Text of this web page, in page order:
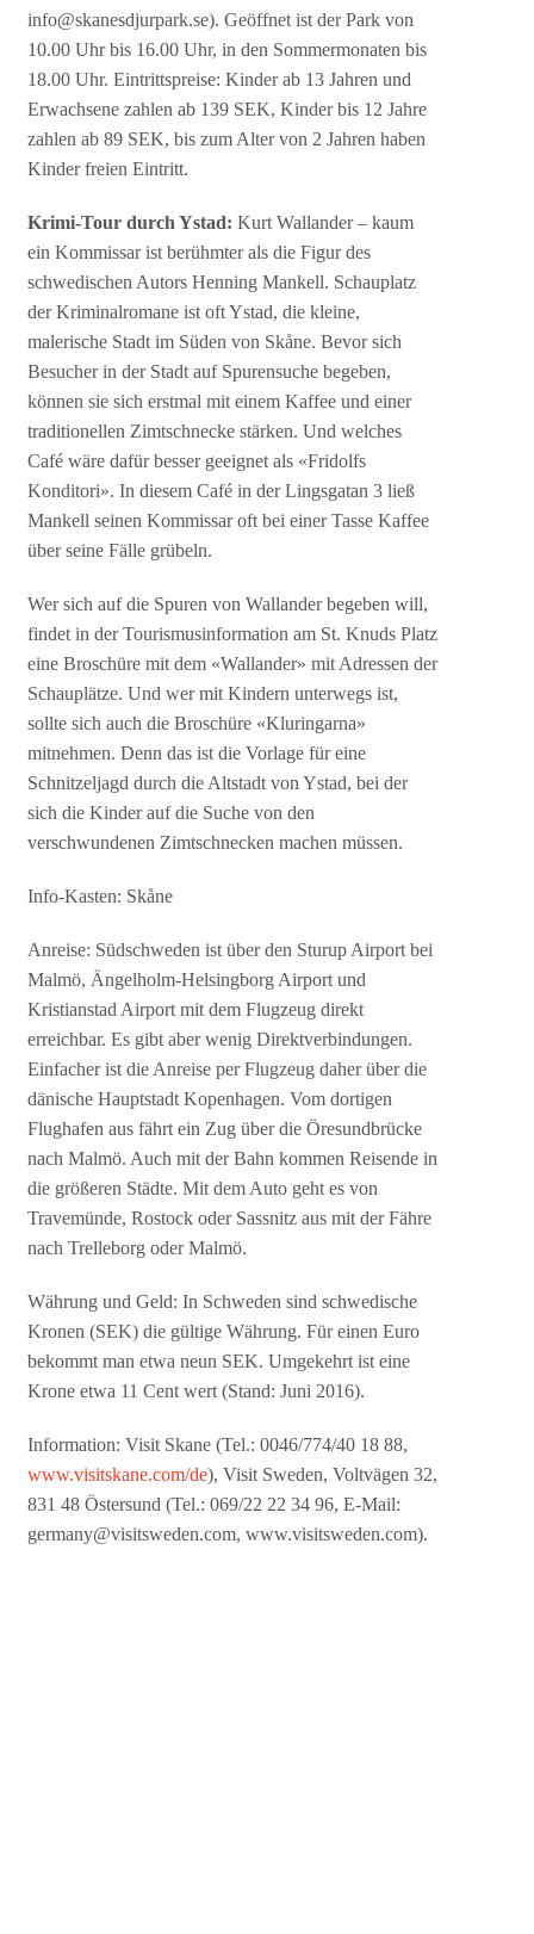
info@skanesdjurpark.se). Geöffnet ist der Park von
10.00 Uhr bis 16.00 Uhr, in den Sommermonaten bis
18.00 Uhr. Eintrittspreise: Kinder ab 13 Jahren und
Erwachsene zahlen ab 139 SEK, Kinder bis 12 Jahre
zahlen ab 89 SEK, bis zum Alter von 2 Jahren haben
Kinder freien Eintritt.
Krimi-Tour durch Ystad: Kurt Wallander – kaum
ein Kommissar ist berühmter als die Figur des
schwedischen Autors Henning Mankell. Schauplatz
der Kriminalromane ist oft Ystad, die kleine,
malerische Stadt im Süden von Skåne. Bevor sich
Besucher in der Stadt auf Spurensuche begeben,
können sie sich erstmal mit einem Kaffee und einer
traditionellen Zimtschnecke stärken. Und welches
Café wäre dafür besser geeignet als «Fridolfs
Konditori». In diesem Café in der Lingsgatan 3 ließ
Mankell seinen Kommissar oft bei einer Tasse Kaffee
über seine Fälle grübeln.
Wer sich auf die Spuren von Wallander begeben will,
findet in der Tourismusinformation am St. Knuds Platz
eine Broschüre mit dem «Wallander» mit Adressen der
Schauplätze. Und wer mit Kindern unterwegs ist,
sollte sich auch die Broschüre «Kluringarna»
mitnehmen. Denn das ist die Vorlage für eine
Schnitzeljagd durch die Altstadt von Ystad, bei der
sich die Kinder auf die Suche von den
verschwundenen Zimtschnecken machen müssen.
Info-Kasten: Skåne
Anreise: Südschweden ist über den Sturup Airport bei
Malmö, Ängelholm-Helsingborg Airport und
Kristianstad Airport mit dem Flugzeug direkt
erreichbar. Es gibt aber wenig Direktverbindungen.
Einfacher ist die Anreise per Flugzeug daher über die
dänische Hauptstadt Kopenhagen. Vom dortigen
Flughafen aus fährt ein Zug über die Öresundbrücke
nach Malmö. Auch mit der Bahn kommen Reisende in
die größeren Städte. Mit dem Auto geht es von
Travemünde, Rostock oder Sassnitz aus mit der Fähre
nach Trelleborg oder Malmö.
Währung und Geld: In Schweden sind schwedische
Kronen (SEK) die gültige Währung. Für einen Euro
bekommt man etwa neun SEK. Umgekehrt ist eine
Krone etwa 11 Cent wert (Stand: Juni 2016).
Information: Visit Skane (Tel.: 0046/774/40 18 88,
www.visitskane.com/de), Visit Sweden, Voltvägen 32,
831 48 Östersund (Tel.: 069/22 22 34 96, E-Mail:
germany@visitsweden.com, www.visitsweden.com).